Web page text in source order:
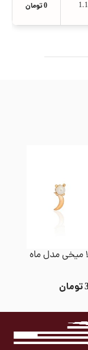
0تومان
میخی مدل ماه
تومان